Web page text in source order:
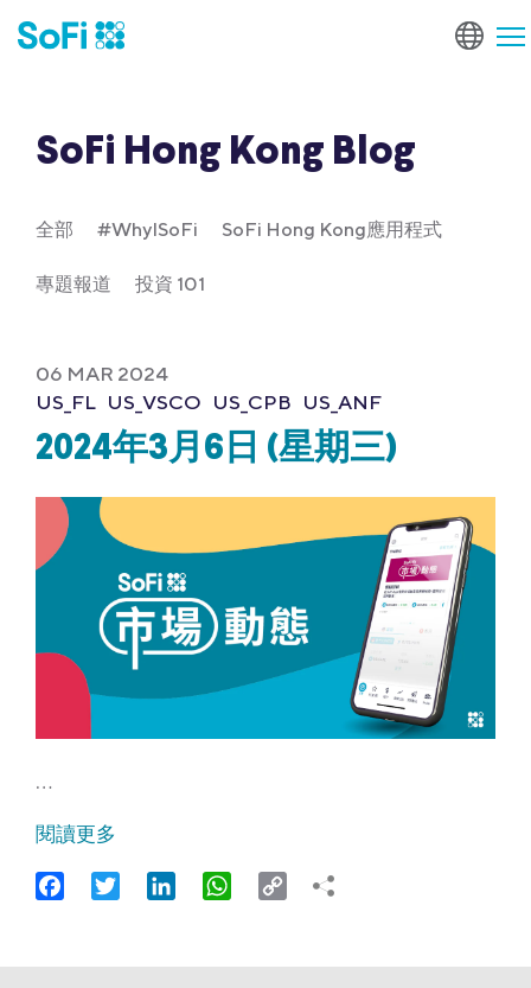
SoFi Hong Kong Blog
全部 #WhyISoFi SoFi Hong Kong應用程式
專題報道 投資 101
06 MAR 2024
US_FL US_VSCO US_CPB US_ANF
2024年3月6日 (星期三)
…
閱讀更多
FacebookTwitter LinkedIn WhatsApp
Copy